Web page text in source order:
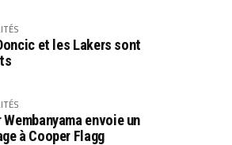
et les Lakers sont
envoie un
à Cooper Flagg